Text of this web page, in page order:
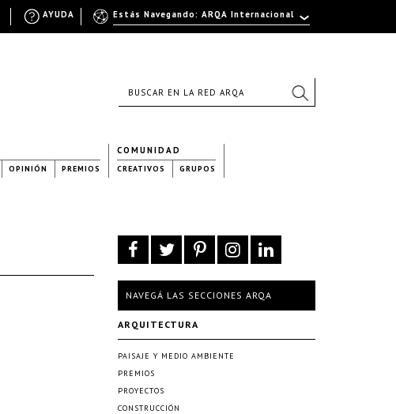
OPINIÓN PREMIOS
COMUNIDAD
CREATIVOS GRUPOS
NAVEGÁ LAS SECCIONES ARQA
ARQUITECTURA
PAISAJE Y MEDIO AMBIENTE
PREMIOS
PROYECTOS
CONSTRUCCIÓN
Estás Navegando: ARQA Internacional
AYUDA